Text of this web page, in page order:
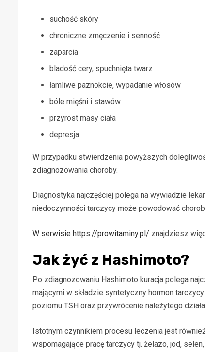
suchość skóry
chroniczne zmęczenie i senność
zaparcia
bladość cery, spuchnięta twarz
łamliwe paznokcie, wypadanie włosów
bóle mięśni i stawów
przyrost masy ciała
depresja
W przypadku stwierdzenia powyższych
zdiagnozowania choroby.
Diagnostyka najczęściej polega na wywiadzie
niedoczynności tarczycy może powodować
W serwisie https://prowitaminy.pl/ znajdziesz
Jak żyć z Hashimoto?
Po zdiagnozowaniu Hashimoto kuracja polega
mającymi w składzie syntetyczny hormon
poziomu TSH oraz przywrócenie należytego
Istotnym czynnikiem procesu leczenia jest
wspomagające pracę tarczycy tj. żelazo, jod,